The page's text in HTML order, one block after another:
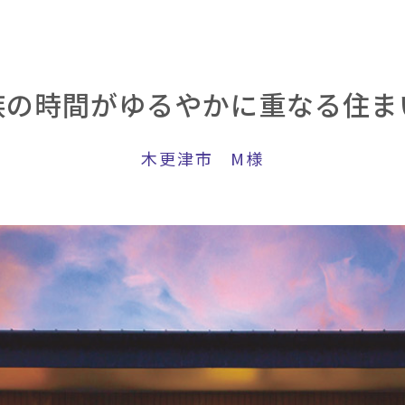
の時間がゆるやかに重なる住
木更津市 M様